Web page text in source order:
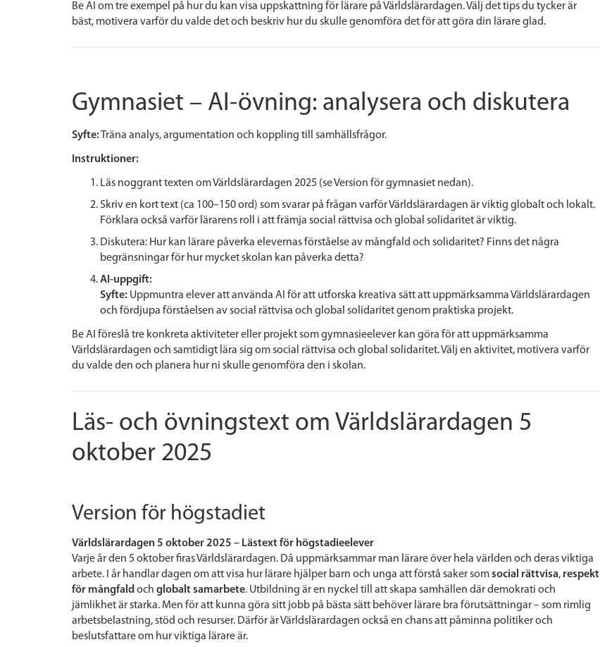
Be AI om tre exempel på hur du kan visa uppskattning för lärare på Världslärardagen. Välj det tips du tycker är
bäst, motivera varför du valde det och beskriv hur du skulle genomföra det för att göra din lärare glad.
Gymnasiet – AI-övning: analysera och diskutera
Syfte:Träna analys, argumentation och koppling till samhällsfrågor.
Instruktioner:
Läs noggrant texten om Världslärardagen 2025 (se Version för gymnasiet nedan).
Skriv en kort text (ca 100–150 ord) som svarar på frågan varför Världslärardagen är viktig globalt och lokalt.
Förklara också varför lärarens roll i att främja social rättvisa och global solidaritet är viktig.
Diskutera: Hur kan lärare påverka elevernas förståelse av mångfald och solidaritet? Finns det några
begränsningar för hur mycket skolan kan påverka detta?
AI-uppgift:
Syfte: Uppmuntra elever att använda AI för att utforska kreativa sätt att uppmärksamma Världslärardagen
och fördjupa förståelsen av social rättvisa och global solidaritet genom praktiska projekt.
Be AI föreslå tre konkreta aktiviteter eller projekt som gymnasieelever kan göra för att uppmärksamma
Världslärardagen och samtidigt lära sig om social rättvisa och global solidaritet. Välj en aktivitet, motivera varför
du valde den och planera hur ni skulle genomföra den i skolan.
Läs- och övningstext om Världslärardagen 5
oktober 2025
Version för högstadiet
Världslärardagen 5 oktober 2025 – Lästext för högstadieelever
Varje år den 5 oktober firas Världslärardagen. Då uppmärksammar man lärare över hela världen och deras viktiga
arbete. I år handlar dagen om att visa hur lärare hjälper barn och unga att förstå saker somsocial rättvisa, respekt
för mångfald och globalt samarbete. Utbildning är en nyckel till att skapa samhällen där demokrati och
jämlikhet är starka. Men för att kunna göra sitt jobb på bästa sätt behöver lärare bra förutsättningar – som rimlig
arbetsbelastning, stöd och resurser. Därför är Världslärardagen också en chans att påminna politiker och
beslutsfattare om hur viktiga lärare är.